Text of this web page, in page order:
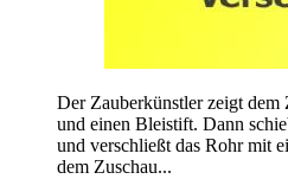
Der Zauberkünstler zeigt dem
und einen Bleistift. Dann
und verschließt das Rohr mit
dem Zuschau...